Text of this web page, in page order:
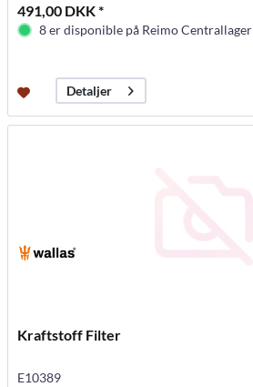
491,00 DKK *
8 er disponible på Reimo Centrallager
Detaljer
Kraftstoff Filter
E10389